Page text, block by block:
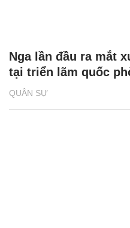
QUÂN SỰ
Nga lần đầu ra mắt
tại triển lãm quốc